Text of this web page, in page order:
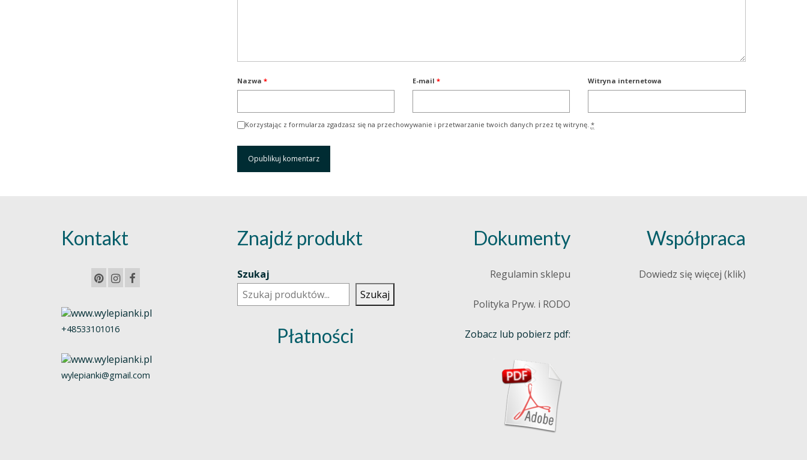
Nazwa * E-mail * Witryna internetowa
Korzystając z formularza zgadzasz się na przechowywanie i przetwarzanie twoich danych przez tę witrynę. *
Kontakt
+48533101016
wylepianki@gmail.com
Znajdź produkt
Szukaj
Szukaj
Płatności
Dokumenty
Regulamin sklepu
Polityka Pryw. i RODO
Zobacz lub pobierz pdf:
Współpraca
Dowiedz się więcej (klik)